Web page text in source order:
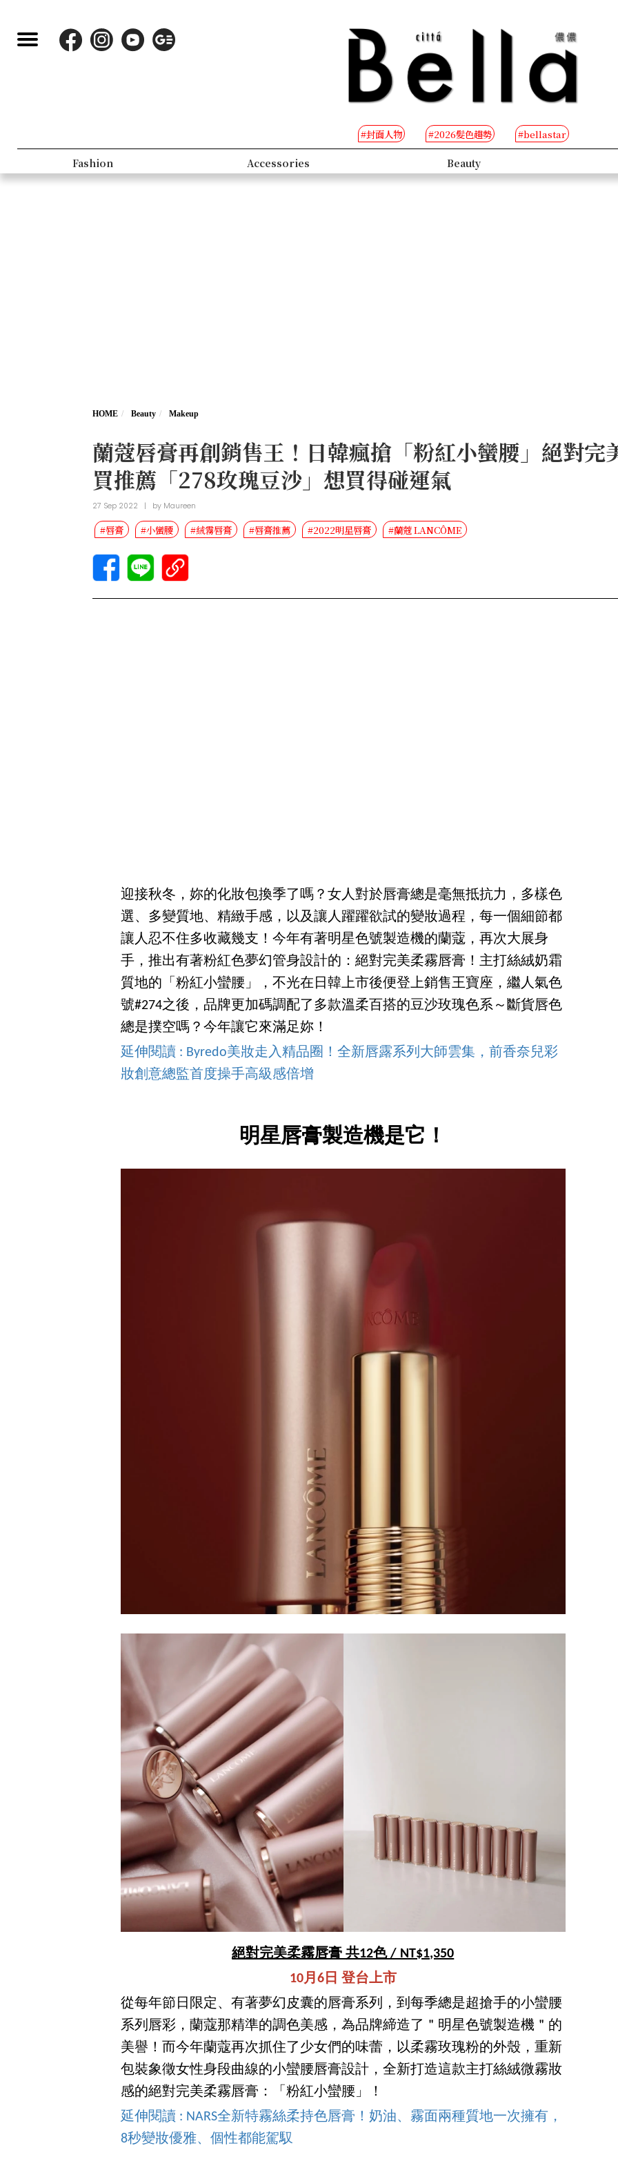
#封面人物 #2026髮色趨勢 #bellastar
Fashion Accessories Beauty
HOME Beauty Makeup
蘭蔻唇膏再創銷售王！日韓瘋搶「粉紅小蠻腰」絕對
買推薦「278玫瑰豆沙」想買得碰運氣
27 Sep 2022 | by Maureen
#唇膏 #小蠻腰 #絨霧唇膏 #唇膏推薦 #2022明星唇膏 #蘭蔻 LANCÔME
迎接秋冬，妳的化妝包換季了嗎？女人對於唇膏總是毫無抵抗力，多樣色
選、多變質地、精緻手感，以及讓人躍躍欲試的變妝過程，每一個細節都
讓人忍不住多收藏幾支！今年有著明星色號製造機的蘭蔻，再次大展身
手，推出有著粉紅色夢幻管身設計的：絕對完美柔霧唇膏！主打絲絨奶霜
質地的「粉紅小蠻腰」，不光在日韓上市後便登上銷售王寶座，繼人氣色
號#274之後，品牌更加碼調配了多款溫柔百搭的豆沙玫瑰色系～斷貨唇色
總是撲空嗎？今年讓它來滿足妳！
延伸閱讀 : Byredo美妝走入精品圈！全新唇露系列大師雲集，前香奈兒彩
妝創意總監首度操手高級感倍增
明星唇膏製造機是它！
絕對完美柔霧唇膏 共12色 / NT$1,350
10月6日 登台上市
從每年節日限定、有著夢幻皮囊的唇膏系列，到每季總是超搶手的小蠻腰
系列唇彩，蘭蔻那精準的調色美感，為品牌締造了＂明星色號製造機＂的
美譽！而今年蘭蔻再次抓住了少女們的味蕾，以柔霧玫瑰粉的外殼，重新
包裝象徵女性身段曲線的小蠻腰唇膏設計，全新打造這款主打絲絨微霧妝
感的絕對完美柔霧唇膏：「粉紅小蠻腰」！
延伸閱讀 : NARS全新特霧絲柔持色唇膏！奶油、霧面兩種質地一次擁有，
8秒變妝優雅、個性都能駕馭